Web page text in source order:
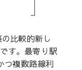
比較的新し
す。最寄り駅
つ複数路線利